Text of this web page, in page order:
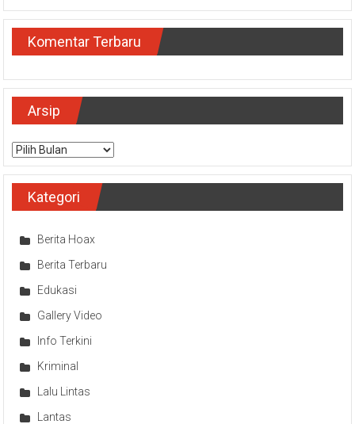
Komentar Terbaru
Arsip
Arsip
Kategori
Berita Hoax
Berita Terbaru
Edukasi
Gallery Video
Info Terkini
Kriminal
Lalu Lintas
Lantas